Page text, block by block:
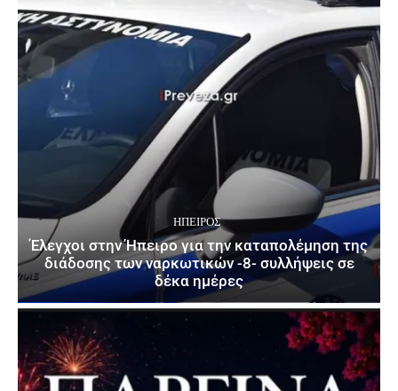
ΉΠΕΙΡΟΣ
Έλεγχοι στην Ήπειρο για την καταπολέμηση της
διάδοσης των ναρκωτικών -8- συλλήψεις σε
δέκα ημέρες